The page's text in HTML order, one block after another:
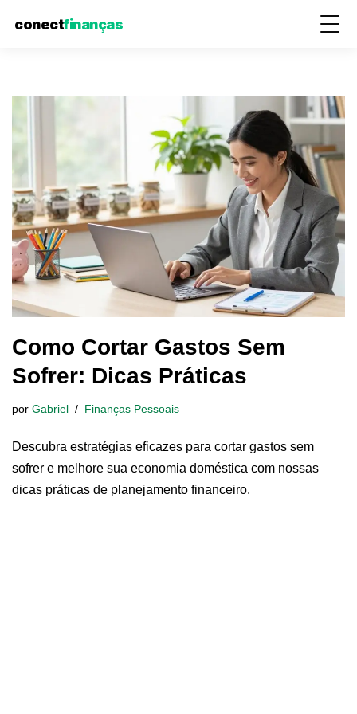
conectfinanças
o
Como Cortar Gastos Sem
Sofrer: Dicas Práticas
por Gabriel Finanças Pessoais
Descubra estratégias eficazes para cortar gastos sem
sofrer e melhore sua economia doméstica com nossas
dicas práticas de planejamento financeiro.